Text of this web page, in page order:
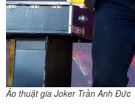
Ảo thuật gia Joker Trần Anh Đức